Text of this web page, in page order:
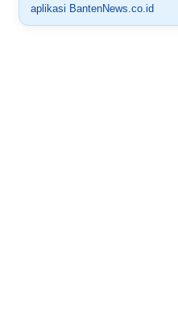
aplikasi BantenNews.co.id